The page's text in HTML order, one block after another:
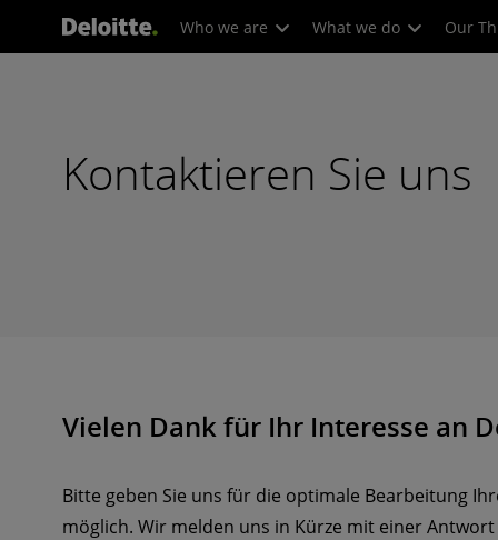
Who we are What we do Our
Kontaktieren Sie uns
Vielen Dank für Ihr Interesse an
Bitte geben Sie uns für die optimale Bearbeitung
möglich. Wir melden uns in Kürze mit einer Antwort